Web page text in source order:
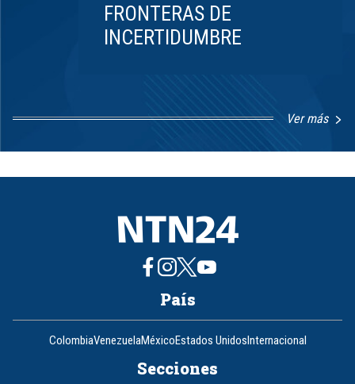
FRONTERAS DE
INCERTIDUMBRE
Ver más
8
País
ColombiaVenezuelaMéxicoEstados UnidosInternacional
Secciones